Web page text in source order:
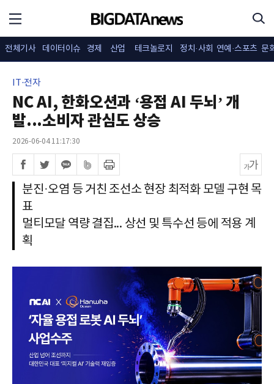
전체기사 데이터이슈 경제 산업 테크놀로지 정치·사회 연예·스포츠 문
IT·전자
NC AI, 한화오션과 ‘용접 AI 두뇌’ 개
발...소비자 관심도 상승
2026-06-04 11:17:30
분진·오염 등 거친 조선소 현장 최적화 모델 구현 목
표
멀티모달 역량 결집... 상선 및 특수선 등에 적용 계
획